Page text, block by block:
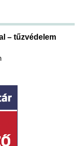
– tűzvédelem